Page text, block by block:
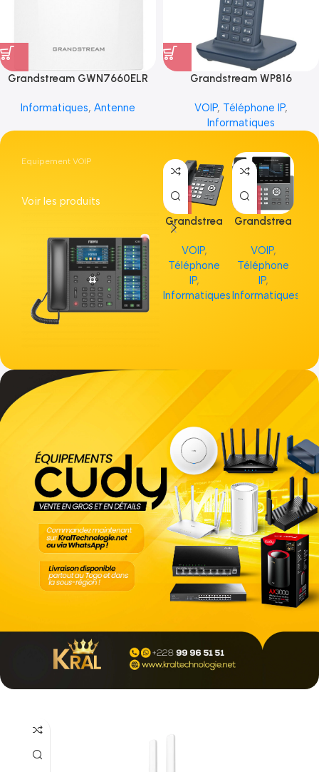
Grandstream GWN7660ELR
Informatiques, Antenne
Grandstream WP816
VOIP, Téléphone IP,
Informatiques
Equipement VOIP
Voir les produits
Grandstrea
m GRP2613
VOIP,
Téléphone
IP,
Informatiques
Grandstrea
VOIP,
Téléphone
IP,
Informatiques